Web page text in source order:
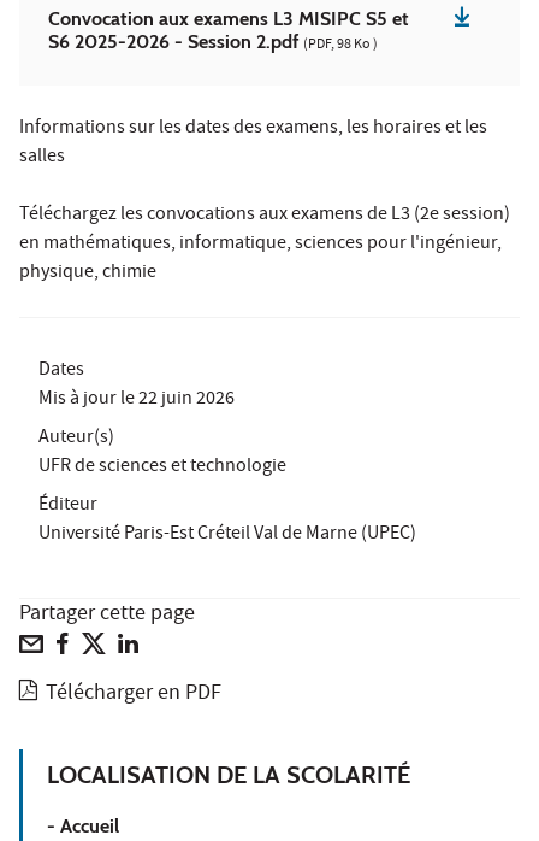
Convocation aux examens L3 MISIPC S5 et
S6 2025-2026 - Session 2.pdf (PDF, 98 Ko )
Informations sur les dates des examens, les horaires et les
salles
Téléchargez les convocations aux examens de L3 (2e session)
en mathématiques, informatique, sciences pour l'ingénieur,
physique, chimie
Dates
Mis à jour le22 juin 2026
Auteur(s)
UFR de sciences et technologie
Éditeur
Université Paris-Est Créteil Val de Marne (UPEC)
Partager cette page
Télécharger en PDF
LOCALISATION DE LA SCOLARITÉ
- Accueil